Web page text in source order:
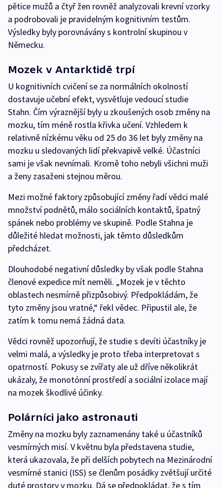
pětice mužů a čtyř žen rovněž analyzovali krevní vzorky
a podrobovali je pravidelným kognitivním testům.
Výsledky byly porovnávány s kontrolní skupinou v
Německu.
Mozek v Antarktidě trpí
U kognitivních cvičení se za normálních okolností
dostavuje učební efekt, vysvětluje vedoucí studie
Stahn. Čím výraznější byly u zkoušených osob změny na
mozku, tím méně rostla křivka učení. Vzhledem k
relativně nízkému věku od 25 do 36 let byly změny na
mozku u sledovaných lidí překvapivě velké. Účastníci
sami je však nevnímali. Kromě toho nebyli všichni muži
a ženy zasaženi stejnou měrou.
Mezi možné faktory způsobující změny řadí vědci malé
množství podnětů, málo sociálních kontaktů, špatný
spánek nebo problémy ve skupině. Podle Stahna je
důležité hledat možnosti, jak těmto důsledkům
předcházet.
Dlouhodobé negativní důsledky by však podle Stahna
členové expedice mít neměli. „Mozek je v těchto
oblastech nesmírně přizpůsobivý. Předpokládám, že
tyto změny jsou vratné,“ řekl vědec. Připustil ale, že
zatím k tomu nemá žádná data.
Vědci rovněž upozorňují, že studie s devíti účastníky je
velmi malá, a výsledky je proto třeba interpretovat s
opatrností. Pokusy se zvířaty ale už dříve několikrát
ukázaly, že monotónní prostředí a sociální izolace mají
na mozek škodlivé účinky.
Polárníci jako astronauti
Změny na mozku byly zaznamenány také u účastníků
vesmírných misí. V květnu byla představena studie,
která ukazovala, že při delších pobytech na Mezinárodní
vesmírné stanici (ISS) se členům posádky zvětšují určité
duté prostory v mozku. Dá se předpokládat, že s tím